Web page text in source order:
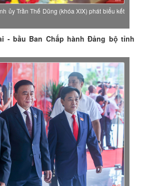
ủy Trần Thế Dũng (khóa XIX) phát biểu kết
- bầu Ban Chấp hành Đảng bộ tỉnh